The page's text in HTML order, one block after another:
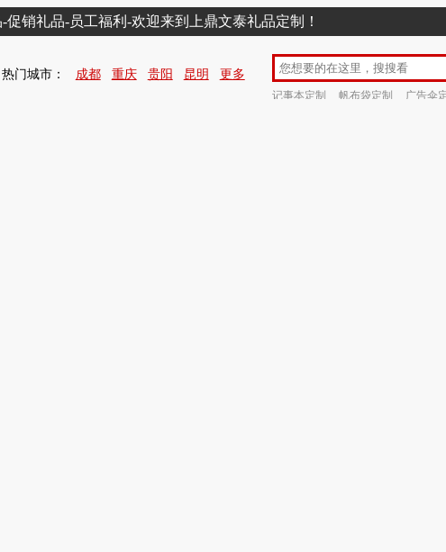
销礼品-员工福利-欢迎来到上鼎文泰礼品定制！
热门城市： 成都 重庆 贵阳 昆明 更多
记事本定制 帆布袋定制 广告伞